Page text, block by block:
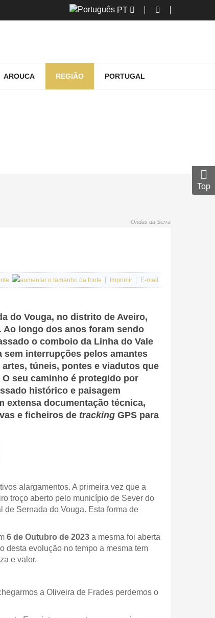
PT
AROUCA REGIÃO PORTUGAL
Ondas da Serra
Imprimir E-mail
do Vouga, no distrito de Aveiro,
Ao longo dos anos foram sendo
o comboio da Linha do Vale
sem interrupções pelos amantes
túneis, pontes e viadutos que
seu caminho é protegido por
histórico e paisagem
extensa documentação técnica,
e ficheiros de tracking GPS para
alargamentos. A primeira vez que a
troço aberto pelo município de Sever do
Sernada do Vouga. Esta forma de
6 de Outubro de 2023 a mesma foi aberta
desta evolução no tempo a mesma tem
e valor.
a Oliveira de Frades perdemos o
Top